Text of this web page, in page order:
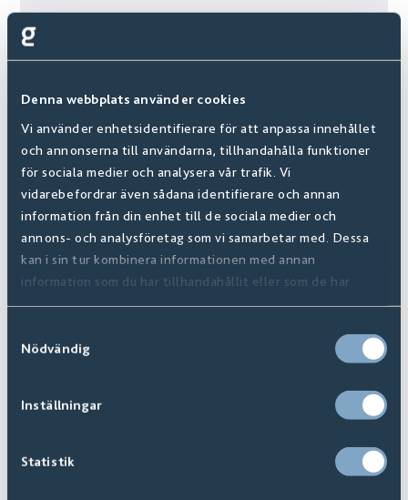
Denna webbplats använder cookies
Vi använder enhetsidentifierare för att anpassa innehållet
och annonserna till användarna, tillhandahålla funktioner
för sociala medier och analysera vår trafik. Vi
vidarebefordrar även sådana identifierare och annan
information från din enhet till de sociala medier och
annons- och analysföretag som vi samarbetar med. Dessa
kan i sin tur kombinera informationen med annan
information som du har tillhandahållit eller som de har
samlat in när du har använt deras tjänster.
Nödvändig
Inställningar
Statistik
Bellora